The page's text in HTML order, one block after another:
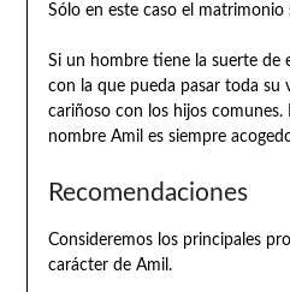
Sólo en este caso el matrimonio
Si un hombre tiene la suerte de
con la que pueda pasar toda su
cariñoso con los hijos comunes.
nombre Amil es siempre
Recomendaciones
Consideremos los principales
carácter de Amil.